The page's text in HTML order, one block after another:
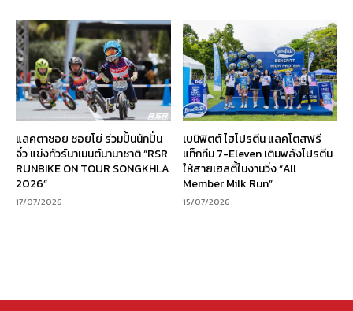
แลคตาซอย ซอยโย่ ร่วมปั้นนักปั่น
จิ๋ว แข่งทัวร์นาเมนต์นานาชาติ “RSR
RUNBIKE ON TOUR SONGKHLA
2026”
17/07/2026
เบนิฟิตต์ ไฮโปรตีน แลคโตสฟรี
แท็กทีม 7-Eleven เติมพลังโปรตีน
ให้สายเฮลตี้ในงานวิ่ง “All
Member Milk Run”
15/07/2026